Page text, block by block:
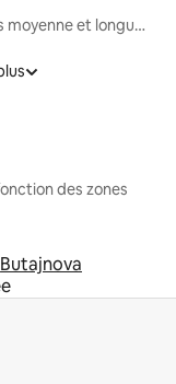
Locations moyenne et longue durée
des zones
Butajnova